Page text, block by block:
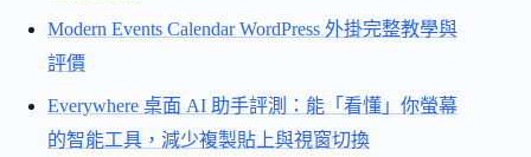
Modern Events Calendar WordPress 外掛完整教學與
評價
Everywhere 桌面 AI 助手評測：能「看懂」你螢幕
的智能工具，減少複製貼上與視窗切換